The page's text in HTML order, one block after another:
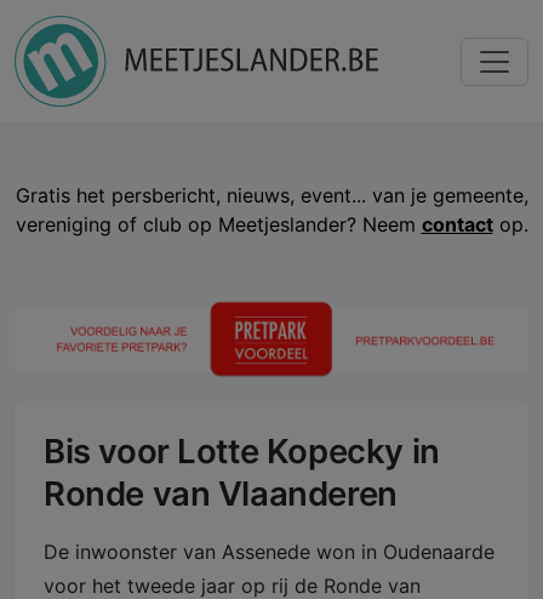
Gratis het persbericht, nieuws, event... van je gemeente,
vereniging of club op Meetjeslander? Neem contactop.
Bis voor Lotte Kopecky in
Ronde van Vlaanderen
De inwoonster van Assenede won in Oudenaarde
voor het tweede jaar op rij de Ronde van